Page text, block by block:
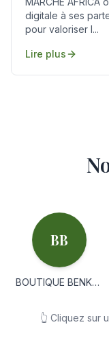
digitale à ses
pour valoriser l...
Lire plus
BOUTIQUE BENKADI FATI EDEV-
👆 Cliquez sur